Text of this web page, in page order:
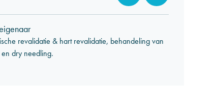
revalidatie & hart revalidatie, behandeling van
dry needling.